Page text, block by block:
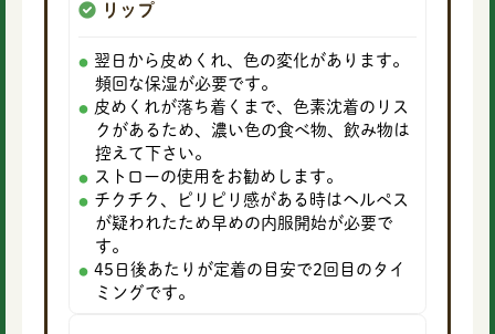
リップ
翌日から皮めくれ、色の変化があります。
頻回な保湿が必要です。
皮めくれが落ち着くまで、色素沈着のリス
クがあるため、濃い色の食べ物、飲み物は
控えて下さい。
ストローの使用をお勧めします。
チクチク、ピリピリ感がある時はヘルペス
が疑われたため早めの内服開始が必要で
す。
45日後あたりが定着の目安で2回目のタイ
ミングです。